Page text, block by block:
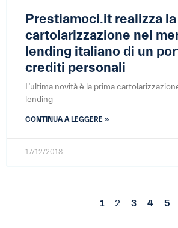
Prestiamoci.it realizza
cartolarizzazione nel
lending italiano di un
crediti personali
L’ultima novità è la prima
lending
CONTINUA A LEGGERE »
17/12/2018
1 2 3 4 5